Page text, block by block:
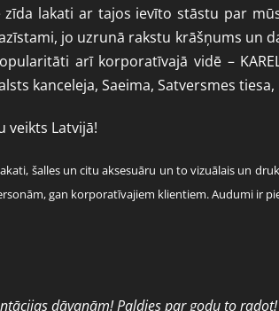
zīda lakati ar tajos ievīto stāstu par
jo uzrunā rakstu krāšņums un
arī korporatīvajā vidē –
kanceleja, Saeima, Satversmes
veikts Latvijā!
šalles un citu aksesuāru un to vizuālais un
gan korporatīvajiem klientiem. Audumi ir
dāvanām! Paldies par godu to radot!